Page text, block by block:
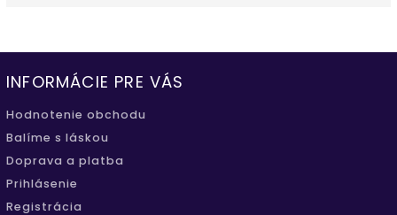
INFORMÁCIE PRE VÁS
Hodnotenie obchodu
Balíme s láskou
Doprava a platba
Prihlásenie
Registrácia